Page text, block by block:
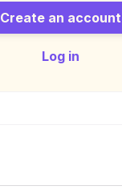
Create an account
Log in